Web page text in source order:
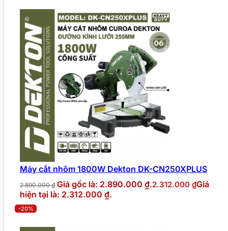
Máy cắt nhôm 1800W Dekton DK-CN250XPLUS
2.890.000₫ Giá gốc là: 2.890.000 ₫.2.312.000 ₫Giá
hiện tại là: 2.312.000 ₫.
-20%